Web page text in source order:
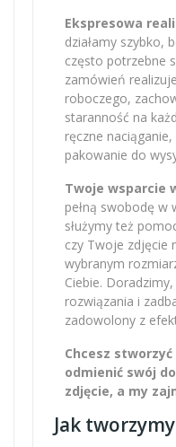
Ekspresowa
działamy szybko,
często potrzebne
zamówień
roboczego,
staranność na
ręczne
pakowanie do
Twoje wsparcie
pełną swobodę w
służymy też
czy Twoje zdjęcie
wybranym
Ciebie.
rozwiązania i
zadowolony z
Chcesz
odmienić swój
zdjęcie, a my
Jak tworzymy